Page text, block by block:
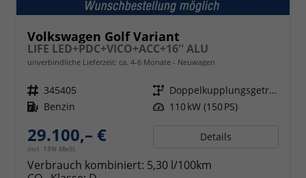
Volkswagen Golf Variant
LIFE LED+PDC+VICO+ACC+16'' ALU
unverbindliche Lieferzeit: ca. 4-6 Monate Neuwagen
Fahrzeugnr. 345405 Getriebe
Doppelkupplungsgetriebe (DSG)
Kraftstoff Benzin Leistung 110 kW (150 PS)
29.100,– €
incl. 19% MwSt.
Details
Verbrauch kombiniert: 5,30 l/100km